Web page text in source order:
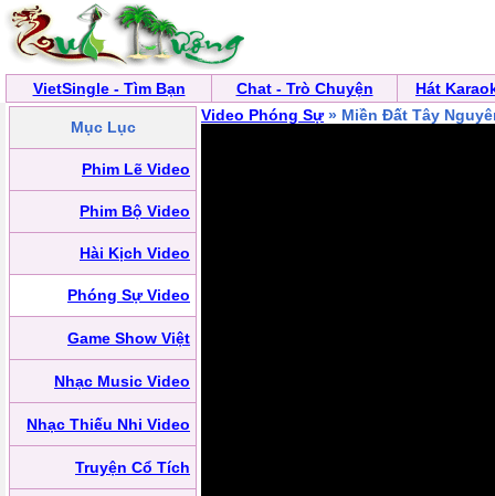
VietSingle - Tìm Bạn Chat - Trò Chuyện Hát
Mục Lục
Phim Lẽ Video
Phim Bộ Video
Hài Kịch Video
Phóng Sự Video
Game Show Việt
Nhạc Music Video
Nhạc Thiếu Nhi Video
Truyện Cổ Tích
Video Phóng Sự» ‪‪Miền Đất Tây